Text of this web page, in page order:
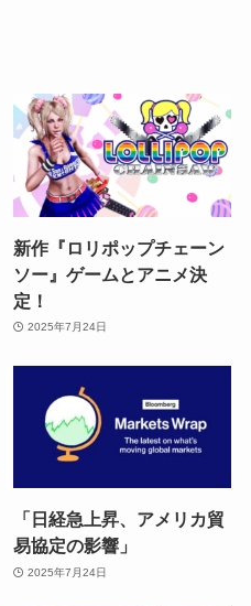
新作『ロリポップチェーン
ソー』ゲームとアニメ決
定！
2025年7月24日
「日経急上昇、アメリカ貿
易協定の影響」
2025年7月24日